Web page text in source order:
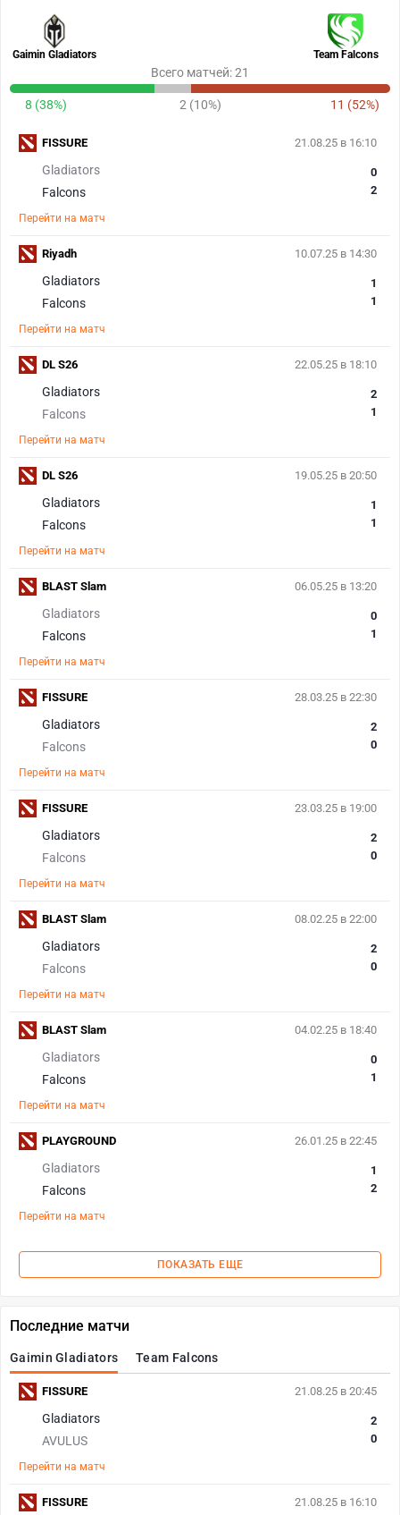
Gaimin Gladiators Team Falcons
Всего матчей: 21
8 (38%) 2 (10%) 11 (52%)
21.08.25 в 16:10
Gladiators
Falcons
0
2
Перейти на матч
FISSURE
10.07.25 в 14:30
Gladiators
Falcons
1
1
Перейти на матч
Riyadh
22.05.25 в 18:10
Gladiators
Falcons
2
1
Перейти на матч
DL S26
19.05.25 в 20:50
Gladiators
Falcons
1
1
Перейти на матч
DL S26
06.05.25 в 13:20
Gladiators
Falcons
0
1
Перейти на матч
BLAST Slam
28.03.25 в 22:30
Gladiators
Falcons
2
0
Перейти на матч
FISSURE
23.03.25 в 19:00
Gladiators
Falcons
2
0
Перейти на матч
FISSURE
08.02.25 в 22:00
Gladiators
Falcons
2
0
Перейти на матч
BLAST Slam
04.02.25 в 18:40
Gladiators
Falcons
0
1
Перейти на матч
BLAST Slam
26.01.25 в 22:45
Gladiators
Falcons
1
2
Перейти на матч
PLAYGROUND
ПОКАЗАТЬ ЕЩЕ
Последние матчи
Gaimin Gladiators Team Falcons
21.08.25 в 20:45
Gladiators
AVULUS
2
0
Перейти на матч
FISSURE
21.08.25 в 16:10
FISSURE